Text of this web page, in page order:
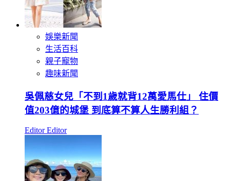
娛樂新聞
生活百科
親子寵物
趣味新聞
吳佩慈女兒「不到1歲就背12萬愛馬仕」 住價
值203億的城堡 到底算不算人生勝利組？
Editor Editor